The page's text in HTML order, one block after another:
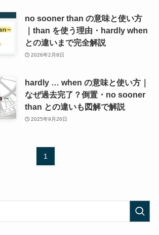
no sooner than の意味と使い方
｜than を使う理由・hardly when
との違いまで完全解説
2026年2月8日
hardly … when の意味と使い方｜
なぜ過去完了？倒置・no sooner
than との違いも図解で解説
2025年9月26日
1